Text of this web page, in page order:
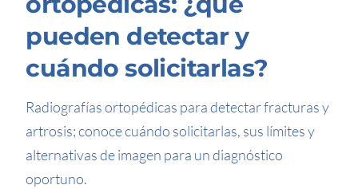
pueden detectar y
cuándo solicitarlas?
Radiografías ortopédicas para detectar fracturas y
artrosis; conoce cuándo solicitarlas, sus límites y
alternativas de imagen para un diagnóstico
oportuno.